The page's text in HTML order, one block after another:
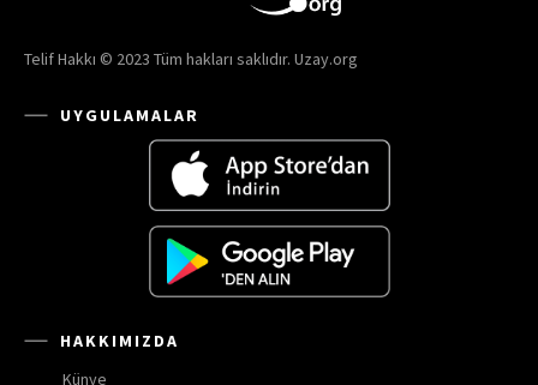
Telif Hakkı © 2023 Tüm hakları saklıdır. Uzay.org
UYGULAMALAR
HAKKIMIZDA
Künye